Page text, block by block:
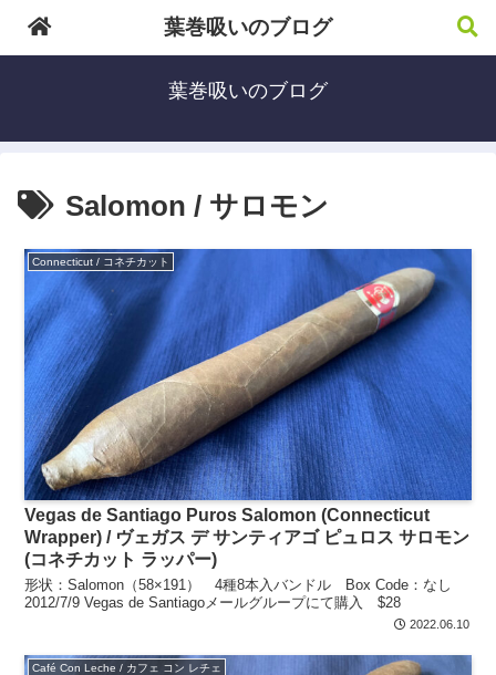
葉巻吸いのブログ
Salomon / サロモン
Connecticut / コネチカット
Vegas de Santiago Puros Salomon (Connecticut
Wrapper) / ヴェガス デ サンティアゴ ピュロス サロモン
(コネチカット ラッパー)
形状：Salomon（58×191） 4種8本入バンドル Box Code：なし
2012/7/9 Vegas de Santiagoメールグループにて購入 $28
2022.06.10
Café Con Leche / カフェ コン レチェ
葉巻吸いのブログ